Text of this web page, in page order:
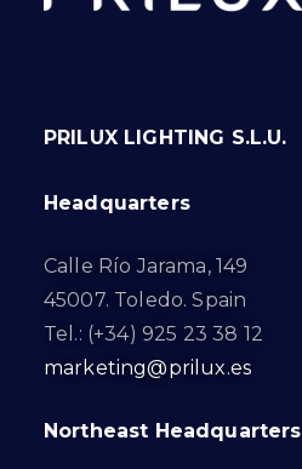
PRILUX LIGHTING S.L.U.
Headquarters
Calle Río Jarama, 149
45007. Toledo. Spain
Tel.: (+34) 925 23 38 12
marketing@prilux.es
Northeast Headquarters